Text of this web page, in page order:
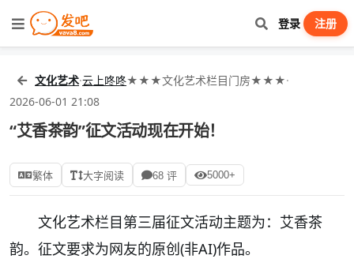
登录 注册
文化艺术·云上咚咚★★★文化艺术栏目门房★★★·
2026-06-01 21:08
“艾香茶韵”征文活动现在开始！
繁体 大字阅读 68 评 5000+
文化艺术栏目第三届征文活动主题为：艾香茶
韵。征文要求为网友的原创(非AI)作品。